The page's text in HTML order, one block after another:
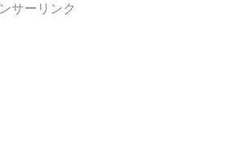
サーリンク